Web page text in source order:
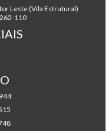
Leste (Vila Estrutural)
110